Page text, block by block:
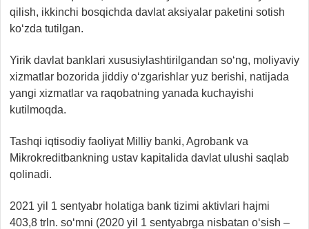
qilish, ikkinchi bosqichda davlat aksiyalar paketini sotish
ko‘zda tutilgan.
Yirik davlat banklari xususiylashtirilgandan so‘ng, moliyaviy
xizmatlar bozorida jiddiy o‘zgarishlar yuz berishi, natijada
yangi xizmatlar va raqobatning yanada kuchayishi
kutilmoqda.
Tashqi iqtisodiy faoliyat Milliy banki, Agrobank va
Mikrokreditbankning ustav kapitalida davlat ulushi saqlab
qolinadi.
2021 yil 1 sentyabr holatiga bank tizimi aktivlari hajmi
403,8 trln. so‘mni (2020 yil 1 sentyabrga nisbatan o‘sish –